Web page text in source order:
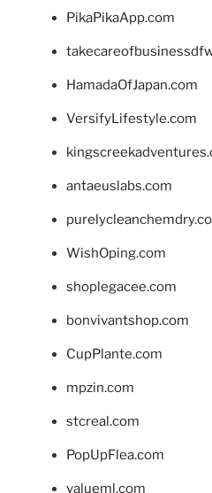
PikaPikaApp.com
HamadaOfJapan.com
VersifyLifestyle.com
antaeuslabs.com
WishOping.com
shoplegacee.com
bonvivantshop.com
CupPlante.com
mpzin.com
stcreal.com
PopUpFlea.com
valueml.com